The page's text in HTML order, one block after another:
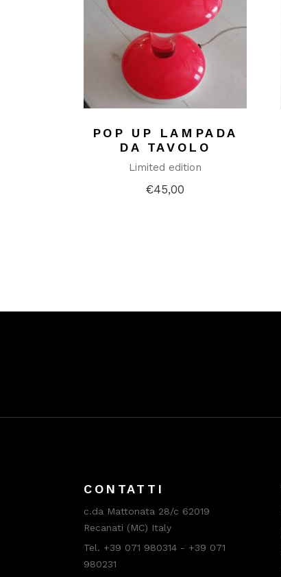
POP UP LAMPADA
DA TAVOLO
Limited edition
€45,00
CONTATTI
c.da Mattonata 28/c 62019
Recanati (MC) Italy
Tel. +39 071 980314 - +39 071
980231